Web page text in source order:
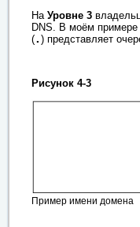
На Уровне 3
DNS. В моём
(. ) представляет
Рисунок 4-3
Пример имени домена